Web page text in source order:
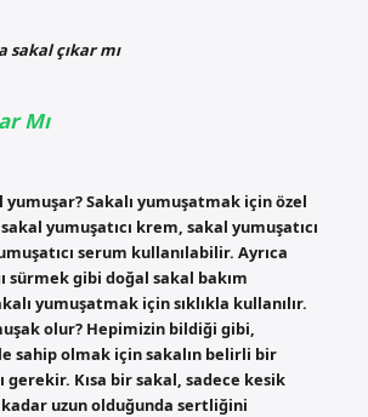
sakal çıkar mı
Mı
yumuşar? Sakalı yumuşatmak için özel
yumuşatıcı krem, sakal yumuşatıcı
serum kullanılabilir. Ayrıca
sürmek gibi doğal sakal bakım
yumuşatmak için sıklıkla kullanılır.
olur? Hepimizin bildiği gibi,
sahip olmak için sakalın belirli bir
gerekir. Kısa bir sakal, sadece kesik
kadar uzun olduğunda sertliğini